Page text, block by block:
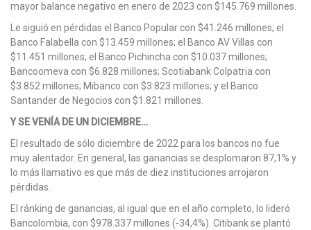
mayor balance negativo en enero de 2023 con $145.769 millones.
Le siguió en pérdidas el Banco Popular con $41.246 millones; el
Banco Falabella con $13.459 millones; el Banco AV Villas con
$11.451 millones; el Banco Pichincha con $10.037 millones;
Bancoomeva con $6.828 millones; Scotiabank Colpatria con
$3.852 millones; Mibanco con $3.823 millones; y el Banco
Santander de Negocios con $1.821 millones.
Y SE VENÍA DE UN DICIEMBRE…
El resultado de sólo diciembre de 2022 para los bancos no fue
muy alentador. En general, las ganancias se desplomaron 87,1% y
lo más llamativo es que más de diez instituciones arrojaron
pérdidas.
El ránking de ganancias, al igual que en el año completo, lo lideró
Bancolombia, con $978.337 millones (-34,4%). Citibank se plantó